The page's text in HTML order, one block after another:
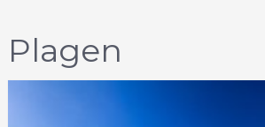
Plagen